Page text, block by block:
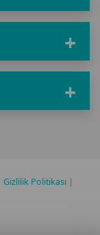
Gizlilik Politikası |